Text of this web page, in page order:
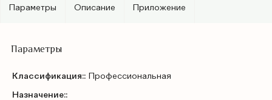
Параметры Описание Приложение
Параметры
Классификация:: Профессиональная
Назначение::